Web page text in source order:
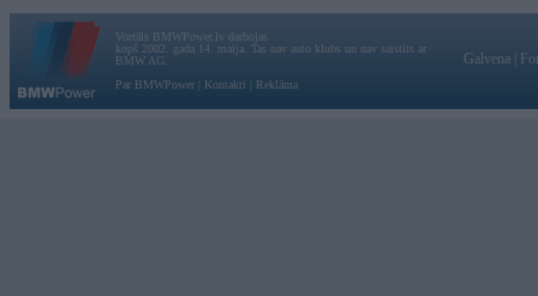
Vortāls BMWPower.lv darbojas
kopš 2002. gada 14. maija. Tas nav auto klubs un nav saistīts ar
BMW AG.
Par BMWPower
Kontakti Reklāma
Galvena